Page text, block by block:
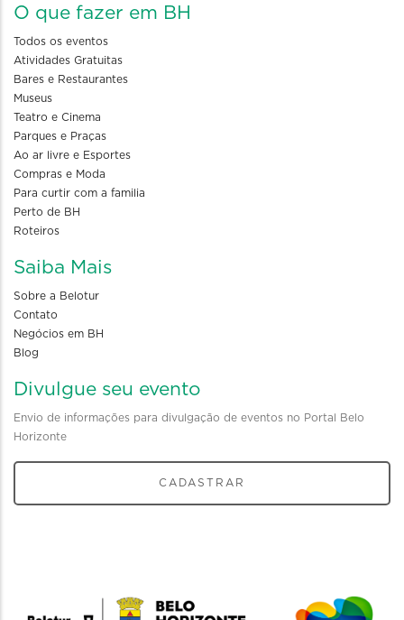
O que fazer em BH
Todos os eventos
Atividades Gratuitas
Bares e Restaurantes
Museus
Teatro e Cinema
Parques e Praças
Ao ar livre e Esportes
Compras e Moda
Para curtir com a familia
Perto de BH
Roteiros
Saiba Mais
Sobre a Belotur
Contato
Negócios em BH
Blog
Divulgue seu evento
Envio de informações para divulgação de eventos no Portal Belo
Horizonte
CADASTRAR